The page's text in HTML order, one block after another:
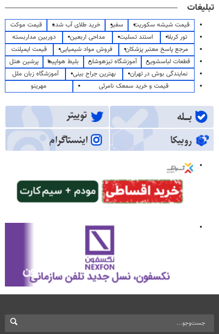
تبلیغات
قیمت شیشه سکوریت سفیر خرید طلای آب شده
قیمت موکت
تور کربلا
استند تسلیت مداحی اربعین
دوربین مداربسته
مرجع پاسخ معتبر پزشکان
فروش مواد شیمیایی
قیمت ایمپلنت
قطعات لباسشویی
آموزشگاه تیزهوشان بلیط هواپیما
پرشین هتل
نمایندگی بوش در تهران
بهترین جراح بینی
آموزشگاه زبان ملل
قیمت و خرید سمعک نامرئی
مهرینو